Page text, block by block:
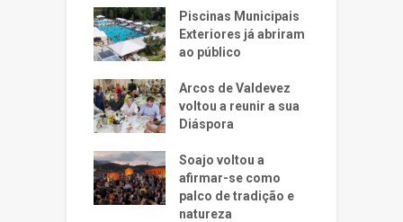
Piscinas Municipais
Exteriores já abriram
ao público
Arcos de Valdevez
voltou a reunir a sua
Diáspora
Soajo voltou a
afirmar-se como
palco de tradição e
natureza